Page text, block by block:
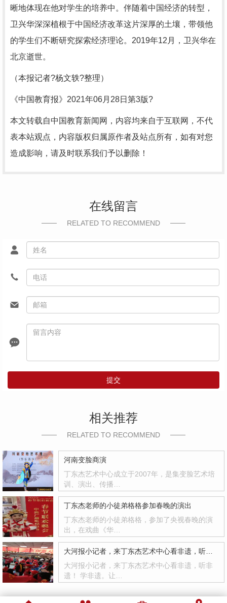
晰地体现在他对学生的培养中。伴随着中国经济的转型，
卫兴华深深植根于中国经济改革这片深厚的土壤，带领他
的学生们不断研究探索经济理论。2019年12月，卫兴华在
北京逝世。
（本报记者?杨文轶?整理）
《中国教育报》2021年06月28日第3版?
本文转载自中国教育新闻网，内容均来自于互联网，不代
表本站观点，内容版权归属原作者及站点所有，如有对您
造成影响，请及时联系我们予以删除！
在线留言
RELATED TO RECOMMEND
提交
相关推荐
RELATED TO RECOMMEND
河南变脸商演
丁东杰艺术中心成立于2007年，是集变脸艺术培
训、演出、传播…
丁东杰老师的小徒弟格格参加春晚的演出
丁东杰老师的小徒弟格格，参加了央视春晚的演
出，在戏曲《华…
大河报小记者，来丁东杰艺术中心看非遗，听非
遗！ 学非遗。让…